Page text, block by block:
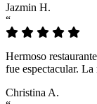
Jazmin H.
“
Hermoso
fue espectacular.
Christina A.